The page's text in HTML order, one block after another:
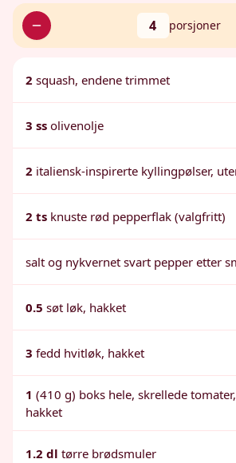
4 porsjoner
2 squash, endene trimmet
3 ss olivenolje
2 italiensk-inspirerte kyllingpølser,
2 ts knuste rød pepperflak (valgfritt)
salt og nykvernet svart pepper etter
0.5 søt løk, hakket
3 fedd hvitløk, hakket
1 (410 g) boks hele, skrellede
hakket
1.2 dl tørre brødsmuler